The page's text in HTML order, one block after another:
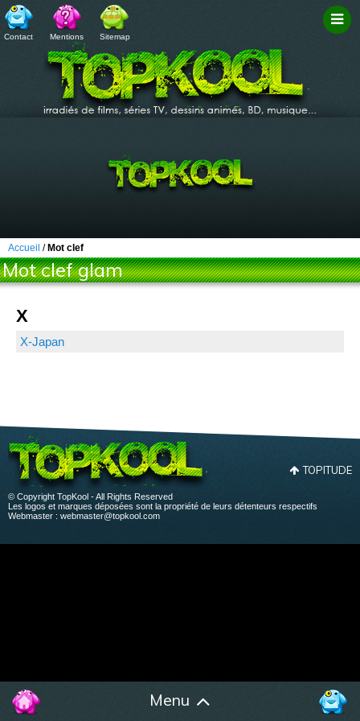
Contact Mentions Sitemap
Menu
Accueil / Mot clef
Mot clef glam
X
X-Japan
TOPITUDE
© Copyright TopKool - All Rights Reserved
Les logos et marques déposées sont la propriété de leurs détenteurs respectifs
Webmaster : webmaster@topkool.com